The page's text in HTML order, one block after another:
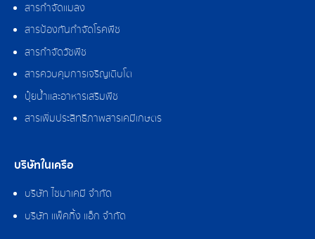
สารกำจัดแมลง
สารป้องกันกำจัดโรคพืช
สารกำจัดวัชพืช
สารควบคุมการเจริญเติบโต
ปุ๋ยน้ำและอาหารเสริมพืช
สารเพิ่มประสิทธิภาพสารเคมีเกษตร
บริษัทในเครือ
บริษัท ไซมาเคมี จำกัด
บริษัท แพ็คกิ้ง แอ็ก จำกัด